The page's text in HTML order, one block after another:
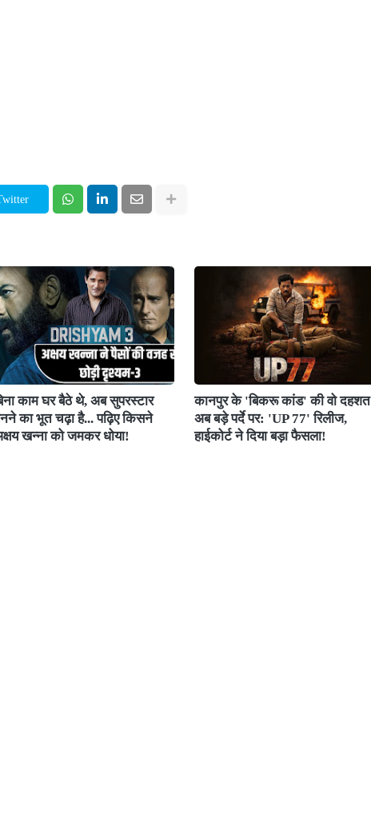
काम घर बैठे थे, अब सुपरस्टार
का भूत चढ़ा है... पढ़िए किसने
खन्ना को जमकर धोया!
कानपुर के 'बिकरू कांड' की वो दहशत
अब बड़े पर्दे पर: 'UP 77' रिलीज,
हाईकोर्ट ने दिया बड़ा फैसला!